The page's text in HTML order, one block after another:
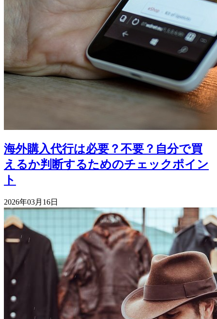
海外購入代行は必要？不要？自分で買
えるか判断するためのチェックポイン
ト
2026年03月16日